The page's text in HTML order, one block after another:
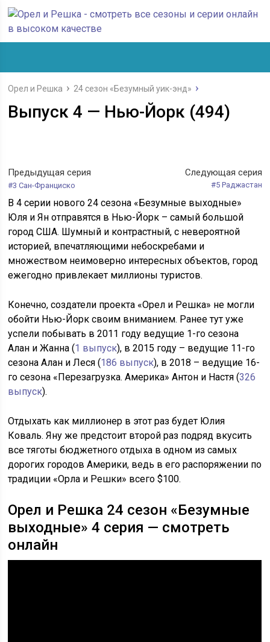
Орел и Решка 24 сезон «Безумный уик-энд»
Выпуск 4 — Нью-Йорк (494)
Предыдущая серия
#3 Сан-Франциско
Следующая серия
#5 Раджастан
В 4 серии нового 24 сезона «Безумные выходные»
Юля и Ян отправятся в Нью-Йорк – самый большой
город США. Шумный и контрастный, с невероятной
историей, впечатляющими небоскребами и
множеством неимоверно интересных объектов, город
ежегодно привлекает миллионы туристов.
Конечно, создатели проекта «Орел и Решка» не могли
обойти Нью-Йорк своим вниманием. Ранее тут уже
успели побывать в 2011 году ведущие 1-го сезона
Алан и Жанна (1 выпуск), в 2015 году – ведущие 11-го
сезона Алан и Леся (186 выпуск), в 2018 – ведущие 16-
го сезона «Перезагрузка. Америка» Антон и Настя (326
выпуск).
Отдыхать как миллионер в этот раз будет Юлия
Коваль. Яну же предстоит второй раз подряд вкусить
все тяготы бюджетного отдыха в одном из самых
дорогих городов Америки, ведь в его распоряжении по
традиции «Орла и Решки» всего $100.
Орел и Решка 24 сезон «Безумные
выходные» 4 серия — смотреть
онлайн